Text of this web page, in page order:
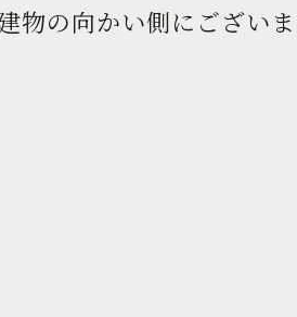
物の向かい側にござい